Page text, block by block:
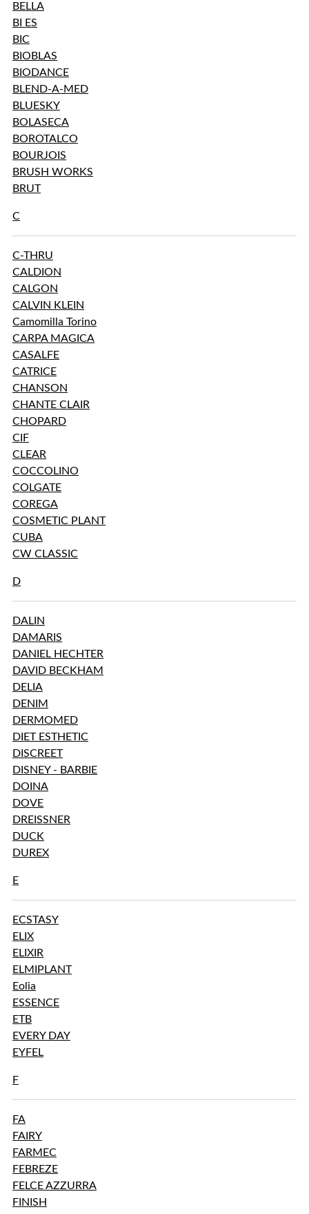
BELLA
BI ES
BIC
BIOBLAS
BIODANCE
BLEND-A-MED
BLUESKY
BOLASECA
BOROTALCO
BOURJOIS
BRUSH WORKS
BRUT
C
C-THRU
CALDION
CALGON
CALVIN KLEIN
Camomilla Torino
CARPA MAGICA
CASALFE
CATRICE
CHANSON
CHANTE CLAIR
CHOPARD
CIF
CLEAR
COCCOLINO
COLGATE
COREGA
COSMETIC PLANT
CUBA
CW CLASSIC
D
DALIN
DAMARIS
DANIEL HECHTER
DAVID BECKHAM
DELIA
DENIM
DERMOMED
DIET ESTHETIC
DISCREET
DISNEY - BARBIE
DOINA
DOVE
DREISSNER
DUCK
DUREX
E
ECSTASY
ELIX
ELIXIR
ELMIPLANT
Eolia
ESSENCE
ETB
EVERY DAY
EYFEL
F
FA
FAIRY
FARMEC
FEBREZE
FELCE AZZURRA
FINISH